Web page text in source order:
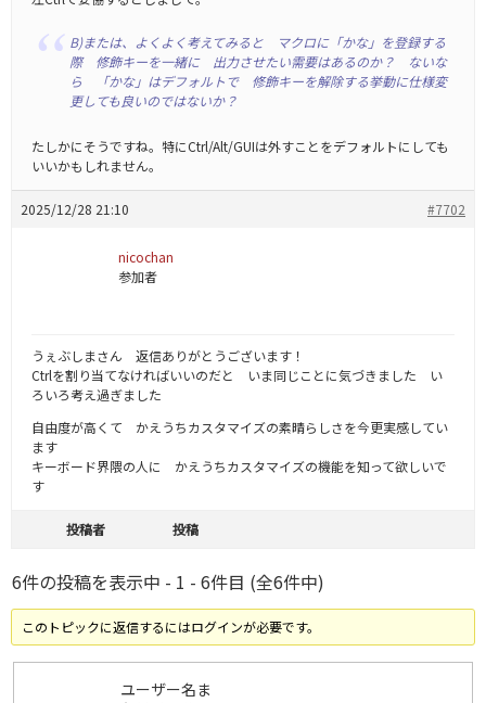
B)または、よくよく考えてみると マクロに「かな」を登録する
際 修飾キーを一緒に 出力させたい需要はあるのか？ ないな
ら 「かな」はデフォルトで 修飾キーを解除する挙動に仕様変
更しても良いのではないか？
たしかにそうですね。特にCtrl/Alt/GUIは外すことをデフォルトにしても
いいかもしれません。
2025/12/28 21:10 #7702
nicochan
参加者
うぇぶしまさん 返信ありがとうございます！
Ctrlを割り当てなければいいのだと いま同じことに気づきました い
ろいろ考え過ぎました
自由度が高くて かえうちカスタマイズの素晴らしさを今更実感してい
ます
キーボード界隈の人に かえうちカスタマイズの機能を知って欲しいで
す
投稿者 投稿
6件の投稿を表示中 - 1 - 6件目 (全6件中)
このトピックに返信するにはログインが必要です。
ユーザー名ま